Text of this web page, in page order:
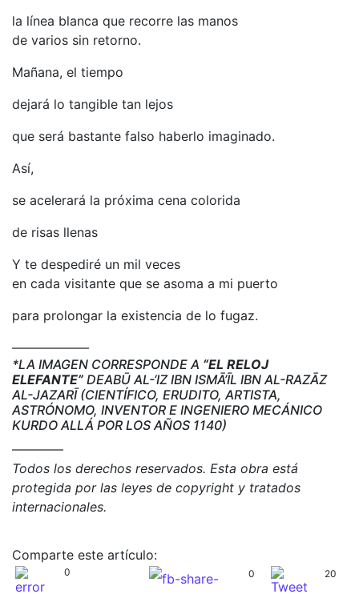
la línea blanca que recorre las manos
de varios sin retorno.
Mañana, el tiempo
dejará lo tangible tan lejos
que será bastante falso haberlo imaginado.
Así,
se acelerará la próxima cena colorida
de risas llenas
Y te despediré un mil veces
en cada visitante que se asoma a mi puerto
para prolongar la existencia de lo fugaz.
——————
*LA IMAGEN CORRESPONDE A “EL RELOJ
ELEFANTE” DEABŪ AL-‘IZ IBN ISMĀ’ĪL IBN AL-RAZĀZ
AL-JAZARĪ (CIENTÍFICO, ERUDITO, ARTISTA,
ASTRÓNOMO, INVENTOR E INGENIERO MECÁNICO
KURDO ALLÁ POR LOS AÑOS 1140)
————
Todos los derechos reservados. Esta obra está
protegida por las leyes de copyright y tratados
internacionales.
Comparte este artículo:
0 0 20